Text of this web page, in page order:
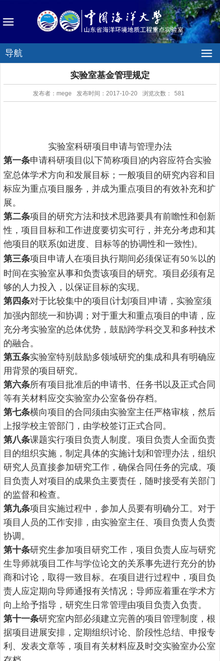
导航
实验室基金管理规定
发布者：mege 发布时间：2017-10-20 浏览次数： 581
实验室科研项目申请与管理办法
第一条申请科研项目 ( 以下简称项目 )的内容应符合实验
室总体学术方向和发展目标；一般项目的研究内容和目
标应为重点项目服务，并成为重点项目的有效补充和扩
展。
第二条项目的研究方法和技术思路要具有前瞻性和创新
性，项目目标和工作进度要切实可行，并充分考虑和其
他项目的联系(如进度、目标等的协调性和一致性)。
第三条项目申请人在项目执行期间必须保证有50％以的
时间在实验室从事和负责该项目的研究。项目必须有足
够的人力投入，以保证目标的实现。
第四条对于比较集中的项目 (计划项目 )申请，实验室须
加强内部统一和协调；对于重大和重点项目的申请，应
充分考实验室的总体优势，鼓励跨学科交叉和多种技术
的融合。
第五条实验室特别鼓励多领域研究的集成和具有明确应
用背景的项目研究。
第六条所有项目批准后的申请书、任务书以及正式合同
等有关材料应交实验室办公室备份存档。
第七条横向项目的合同须由实验室主任严格审核，然后
上报学校主管部门，由学校签订正式合同。
第八条课题实行项目负责人制度。项目负责人全面负责
目的组织实施，制定具体的实施计划和管理办法，组织
研究人员直接参加研究工作，确保合同任务的完成。项
目负责人对项目的成果负主要责任，随时接受有关部门
的监督和检查。
第九条项目实施过程中，参加人员要有明确分工。对于
项目人员的工作安排，由实验室主任、项目负责人负责
协调。
第十条研究生参加项目研究工作，项目负责人应与研究
生导师就项目工作与学位论文的关系事先进行充分的协
商和讨论，取得一致目标。在项目进行过程中，项目负
责人应定期向导师通报有关情况；导师应着重在学术方
向上给予指导，研究生日常管理由项目负责入负责。
第十一条研究室内部必须建立完善的项目管理制度，根
据项目进展安排，定期组织讨论、阶段性总结、申报专
利、发表文章等，项目有关材料应及时交实验室办公室